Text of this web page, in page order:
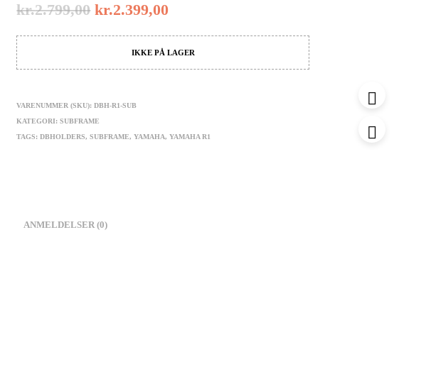
kr.2.799,00 kr.2.399,00
IKKE PÅ LAGER
VARENUMMER (SKU):DBH-R1-SUB
KATEGORI:SUBFRAME
TAGS:DBHOLDERS,SUBFRAME,YAMAHA,YAMAHA R1
ANMELDELSER (0)